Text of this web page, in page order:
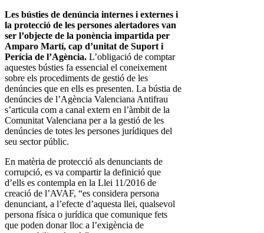
Les bústies de denúncia internes i externes i
la protecció de les persones alertadores van
ser l’objecte de la ponència impartida per
Amparo Martí, cap d’unitat de Suport i
Perícia de l’Agència. L’obligació de comptar
aquestes bústies fa essencial el coneixement
sobre els procediments de gestió de les
denúncies que en ells es presenten. La bústia de
denúncies de l’Agència Valenciana Antifrau
s’articula com a canal extern en l’àmbit de la
Comunitat Valenciana per a la gestió de les
denúncies de totes les persones jurídiques del
seu sector públic.
En matèria de protecció als denunciants de
corrupció, es va compartir la definició que
d’ells es contempla en la Llei 11/2016 de
creació de l’AVAF, “es considera persona
denunciant, a l’efecte d’aquesta llei, qualsevol
persona física o jurídica que comunique fets
que poden donar lloc a l’exigència de